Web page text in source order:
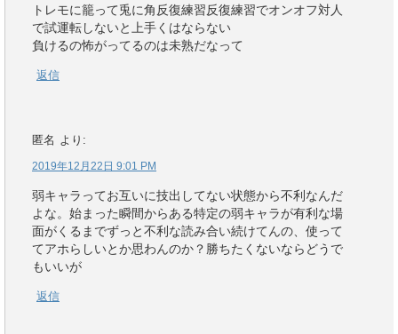
トレモに籠って兎に角反復練習反復練習でオンオフ対人
で試運転しないと上手くはならない
負けるの怖がってるのは未熟だなって
返信
匿名 より:
2019年12月22日 9:01 PM
弱キャラってお互いに技出してない状態から不利なんだ
よな。始まった瞬間からある特定の弱キャラが有利な場
面がくるまでずっと不利な読み合い続けてんの、使って
てアホらしいとか思わんのか？勝ちたくないならどうで
もいいが
返信